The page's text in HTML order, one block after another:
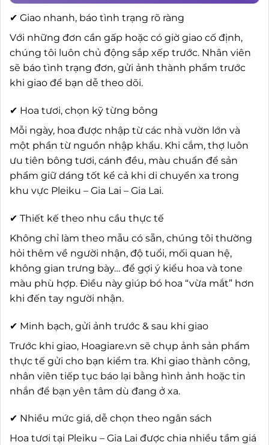
✔ Giao nhanh, báo tình trạng rõ ràng
Với những đơn cần gấp hoặc có giờ giao cố định,
chúng tôi luôn chủ động sắp xếp trước. Nhân viên
sẽ báo tình trạng đơn, gửi ảnh thành phẩm trước
khi giao để bạn dễ theo dõi.
✔ Hoa tươi, chọn kỹ từng bông
Mỗi ngày, hoa được nhập từ các nhà vườn lớn và
một phần từ nguồn nhập khẩu. Khi cắm, thợ luôn
ưu tiên bông tươi, cánh đều, màu chuẩn để sản
phẩm giữ dáng tốt kể cả khi di chuyển xa trong
khu vực Pleiku – Gia Lai – Gia Lai.
✔ Thiết kế theo nhu cầu thực tế
Không chỉ làm theo mẫu có sẵn, chúng tôi thường
hỏi thêm về người nhận, độ tuổi, mối quan hệ,
không gian trưng bày… để gợi ý kiểu hoa và tone
màu phù hợp. Điều này giúp bó hoa “vừa mắt” hơn
khi đến tay người nhận.
✔ Minh bạch, gửi ảnh trước & sau khi giao
Trước khi giao, Hoagiare.vn sẽ chụp ảnh sản phẩm
thực tế gửi cho bạn kiểm tra. Khi giao thành công,
nhân viên tiếp tục báo lại bằng hình ảnh hoặc tin
nhắn để bạn yên tâm dù đang ở xa.
✔ Nhiều mức giá, dễ chọn theo ngân sách
Hoa tươi tại Pleiku – Gia Lai được chia nhiều tầm giá